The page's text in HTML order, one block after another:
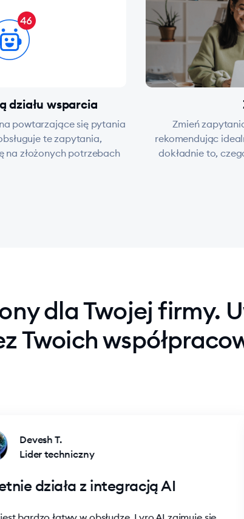
działu wsparcia
powtarzające się pytania
te zapytania,
na złożonych potrzebach
Zmień
rekomendując
dokładnie to,
dla Twojej firmy.
Twoich
Devesh T.
Lider techniczny
działa z integracją AI